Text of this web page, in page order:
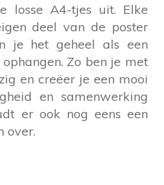
losse A4-tjes uit. Elke
deel van de poster
je het geheel als een
Zo ben je met
en creëer je een mooi
en samenwerking
er ook nog eens een
over.